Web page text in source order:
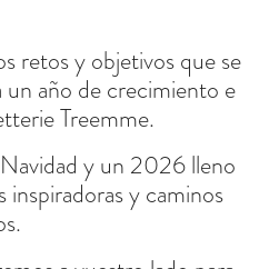
retos y objetivos que se
año de crecimiento e
Treemme.
y un 2026 lleno
inspiradoras y caminos